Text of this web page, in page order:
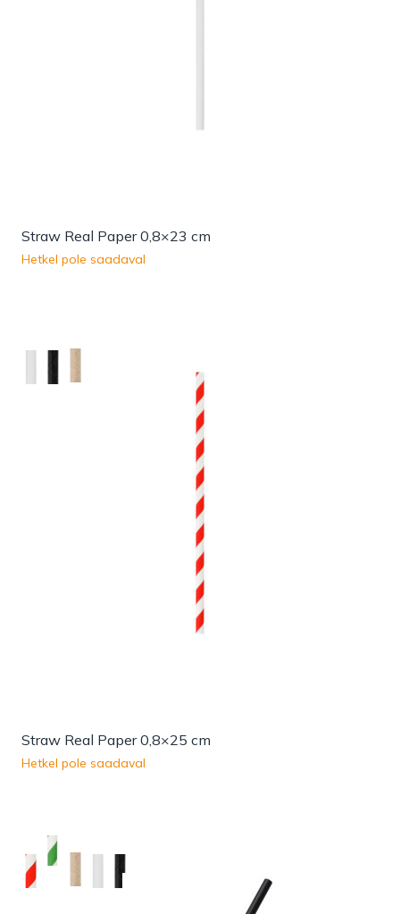
Straw Real Paper 0,8×23 cm
Hetkel pole saadaval
Straw Real Paper 0,8×25 cm
Hetkel pole saadaval